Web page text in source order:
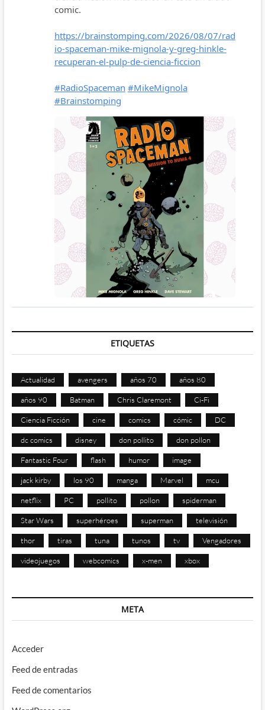
ETIQUETAS
Actualidad avengers años 70 años 80
años 90 Batman Chris Claremont Ci-Fi
Ciencia Ficción cine comics cómic DC
dc comics disney don pollito don pollon
Fantastic Four flash humor image
jack kirby los 90 manga Marvel mcu
netflix PC pollito pollon spiderman
Star Wars superhéroes superman televisión
thor tiras tuna tunos tv Vengadores
videojuegos webcomics x-men xbox
META
Acceder
Feed de entradas
Feed de comentarios